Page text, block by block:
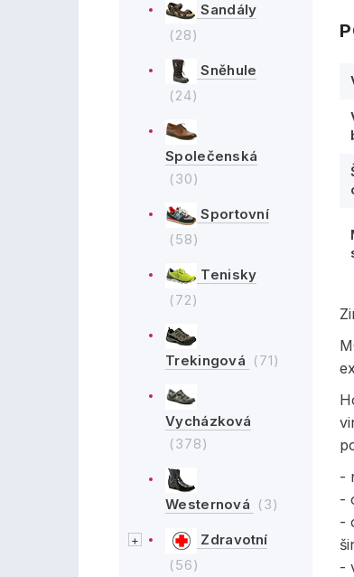
Sandály
(28)
Sněhule
(24)
Společenská
(30)
Sportovní
(58)
Tenisky
(72)
Trekingová (71)
Vycházková
(378)
Westernová (3)
Zdravotní
(56)
-
-
-
-